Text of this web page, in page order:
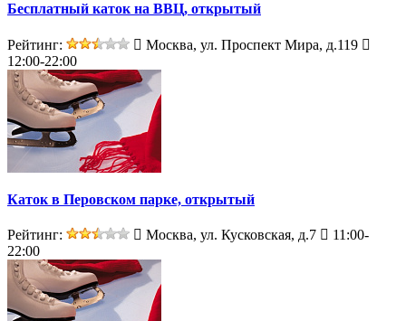
Бесплатный каток на ВВЦ, открытый
Рейтинг:
Москва, ул. Проспект Мира, д.119
12:00-22:00
Каток в Перовском парке, открытый
Рейтинг: Москва, ул. Кусковская, д.7
11:00-
22:00